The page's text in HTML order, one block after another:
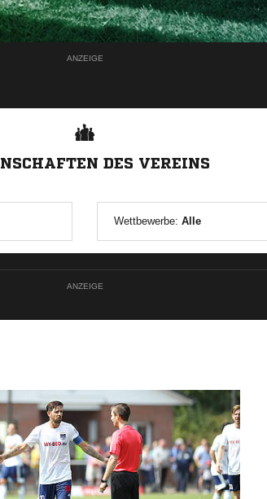
ANZEIGE
DES VEREINS
Wettbewerbe: Alle
ANZEIGE